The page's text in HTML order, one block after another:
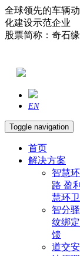
全球领先的车辆
化建设示范企业
股票简称：奇石
EN
Toggle navigation
首页
解决方案
智慧
路 盈
慧环
智分
纹绑定
馈
道交